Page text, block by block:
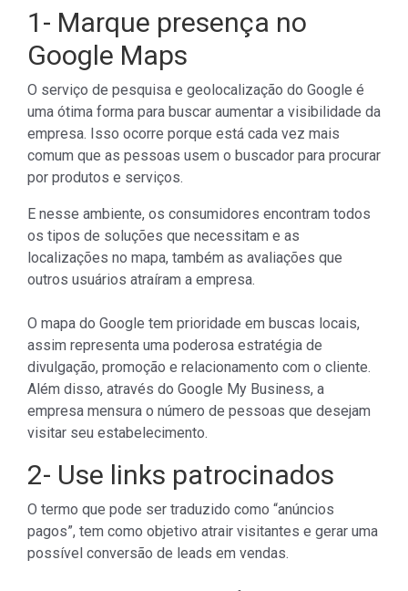
1- Marque presença no
Google Maps
O serviço de pesquisa e geolocalização do Google é
uma ótima forma para buscar aumentar a visibilidade da
empresa. Isso ocorre porque está cada vez mais
comum que as pessoas usem o buscador para procurar
por produtos e serviços.
E nesse ambiente, os consumidores encontram todos
os tipos de soluções que necessitam e as
localizações no mapa, também as avaliações que
outros usuários atraíram a empresa.
O mapa do Google tem prioridade em buscas locais,
assim representa uma poderosa estratégia de
divulgação, promoção e relacionamento com o cliente.
Além disso, através do Google My Business, a
empresa mensura o número de pessoas que desejam
visitar seu estabelecimento.
2- Use links patrocinados
O termo que pode ser traduzido como “anúncios
pagos”, tem como objetivo atrair visitantes e gerar uma
possível conversão de leads em vendas.